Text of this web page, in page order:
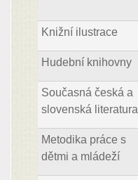
Knižní ilustrace
Hudební knihovny
Současná česká a
slovenská literatura
Metodika práce s
dětmi a mládeží